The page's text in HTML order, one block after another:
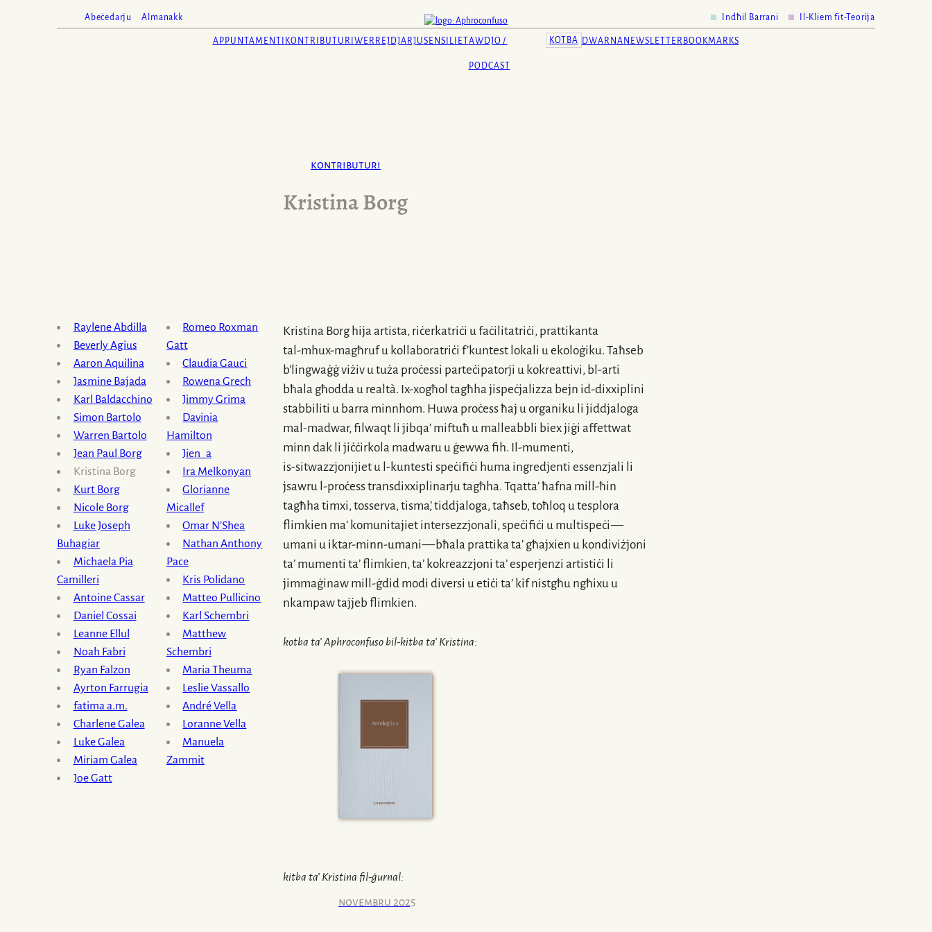
Abeċedarju Almanakk Indħil Barrani Il-Kliem fit-Teorija
APPUNTAMENTI KONTRIBUTURI WERREJ DJARJUSENSILIET AWDJO /
PODCAST
KOTBA DWARNA NEWSLETTER BOOKMARKS
kontributuri
Kristina Borg
Kristina Borg hija artista, riċerkatriċi u faċilitatriċi, prattikanta
tal-mhux-magħrufu kollaboratriċi f’kuntest lokali u ekoloġiku. Taħseb
b’lingwaġġ viżiv u tuża proċessi parteċipatorji u kokreattivi, bl-arti
bħala għodda u realtà. Ix-xogħol tagħha jispeċjalizza bejn id-dixxiplini
stabbiliti u barra minnhom. Huwa proċess ħaj u organiku li jiddjaloga
mal-madwar, filwaqt li jibqa’ miftuħ u malleabbli biex jiġi affettwat
minn dak li jiċċirkola madwaru u ġewwa fih. Il-mumenti,
is-sitwazzjonijiet u l-kuntesti speċifiċi huma ingredjenti essenzjali li
jsawru l-proċesstransdixxiplinarju tagħha. Tqatta’ ħafna mill-ħin
tagħha timxi, tosserva, tisma’,tiddjaloga, taħseb, toħloq u tesplora
flimkien ma’ komunitajiet intersezzjonali, speċifiċi u multispeċi —
umani u iktar-minn-umani— bħala prattika ta’ għajxien u kondiviżjoni
ta’ mumenti ta’ flimkien, ta’ kokreazzjoni ta’ esperjenzi artistiċi li
jimmaġinaw mill-ġdid modi diversi u etiċi ta’ kif nistgħu ngħixu u
nkampaw tajjeb flimkien.
kotba ta’Aphroconfuso bil-kitba ta’ Kristina:
kitba ta’ Kristina fil-ġurnal:
novembru 2025
Raylene Abdilla
Beverly Agius
Aaron Aquilina
Jasmine Bajada
Karl Baldacchino
Simon Bartolo
Warren Bartolo
Jean Paul Borg
Kristina Borg
Kurt Borg
Nicole Borg
Luke Joseph
Buhagiar
Michaela Pia
Camilleri
Antoine Cassar
Daniel Cossai
Leanne Ellul
Noah Fabri
Ryan Falzon
Ayrton Farrugia
fatima a.m.
Charlene Galea
Luke Galea
Miriam Galea
Joe Gatt
Romeo Roxman
Gatt
Claudia Gauci
Rowena Grech
Jimmy Grima
Davinia
Hamilton
Jien_a
Ira Melkonyan
Glorianne
Micallef
Omar N’Shea
Nathan Anthony
Pace
Kris Polidano
Matteo Pullicino
Karl Schembri
Matthew
Schembri
Maria Theuma
Leslie Vassallo
André Vella
Loranne Vella
Manuela
Zammit